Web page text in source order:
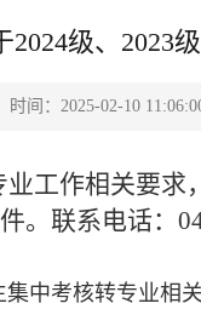
级、2023
时间：2025-02-10
工作相关要
联系电话：
中考核转专业相